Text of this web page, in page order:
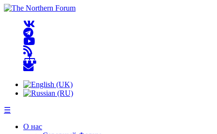
☰
О нас